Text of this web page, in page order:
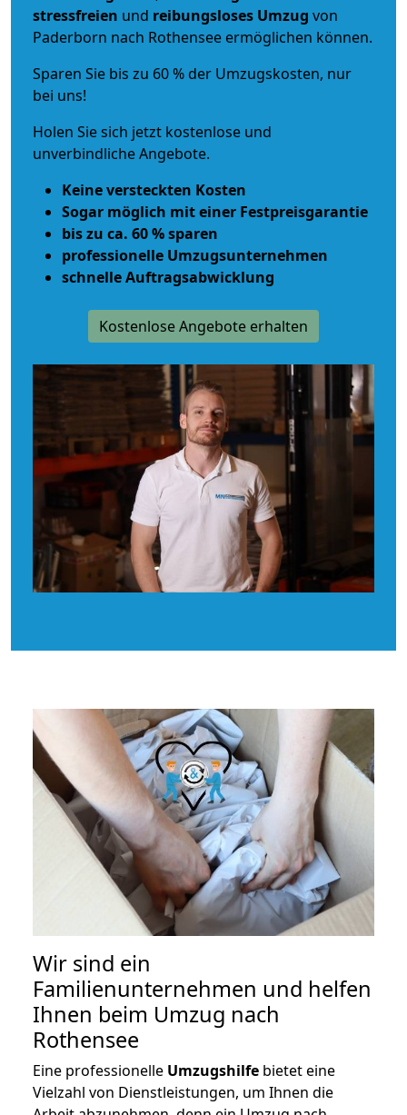
stressfreien und reibungsloses Umzug von
Paderborn nach Rothensee ermöglichen können.
Sparen Sie bis zu 60 % der Umzugskosten, nur
bei uns!
Holen Sie sich jetzt kostenlose und
unverbindliche Angebote.
Keine versteckten Kosten
Sogar möglich mit einer Festpreisgarantie
bis zu ca. 60 % sparen
professionelle Umzugsunternehmen
schnelle Auftragsabwicklung
Kostenlose Angebote erhalten
Wir sind ein
Familienunternehmen und helfen
Ihnen beim Umzug nach
Rothensee
Eine professionelle Umzugshilfe bietet eine
Vielzahl von Dienstleistungen, um Ihnen die